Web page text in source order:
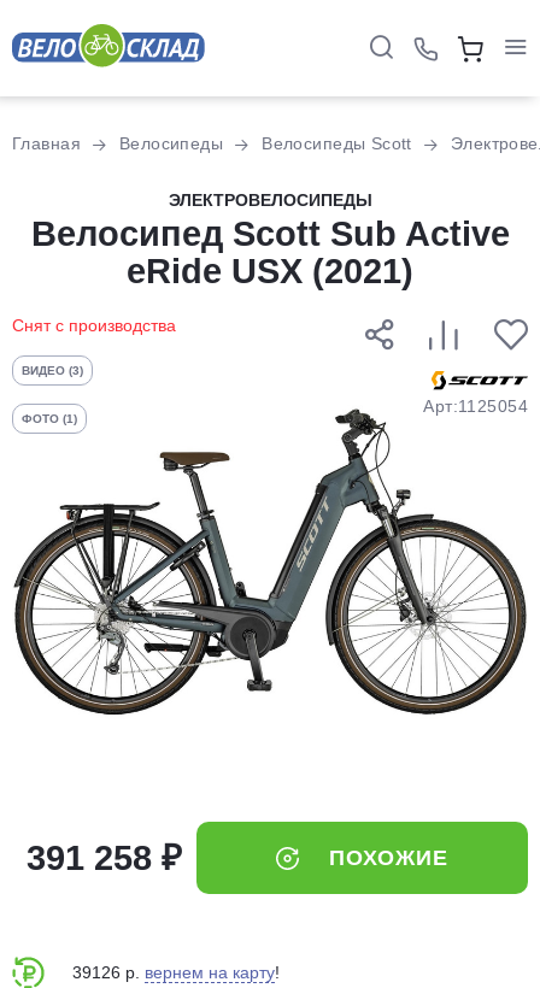
Главная Велосипеды Велосипеды Scott
ЭЛЕКТРОВЕЛОСИПЕДЫ
Велосипед Scott Sub Active
eRide USX (2021)
Снят с производства
ВИДЕО (3)
ФОТО (1)
Арт:1125054
391 258 ₽ ПОХОЖИЕ
39126 р. вернем на карту!
Разбейте
оплатуна части
без переплат
График платежей
Добавляйте товары
в корзину
Оплачивайте сегодня только
25% картой любого банка
выбранный способом
75% будут